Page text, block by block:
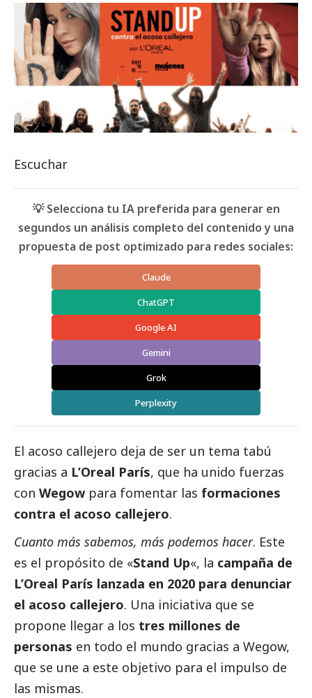
Escuchar
💡 Selecciona tu IA preferida para generar en
segundos un análisis completo del contenido y una
propuesta de post optimizado para redes sociales:
Claude
ChatGPT
Google AI
Gemini
Grok
Perplexity
El acoso callejero deja de ser un tema tabú
gracias a L’Oreal París, que ha unido fuerzas
con Wegow para fomentar las formaciones
contra el acoso callejero.
Cuanto más sabemos, más podemos hacer. Este
es el propósito de «Stand Up«, la campaña de
L’Oreal París lanzada en 2020 para denunciar
el acoso callejero. Una iniciativa que se
propone llegar a los tres millones de
personas en todo el mundo gracias a Wegow,
que se une a este objetivo para el impulso de
las mismas.